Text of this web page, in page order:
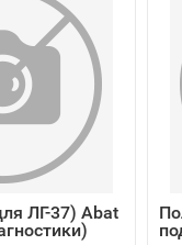
ЛГ-37) Abat